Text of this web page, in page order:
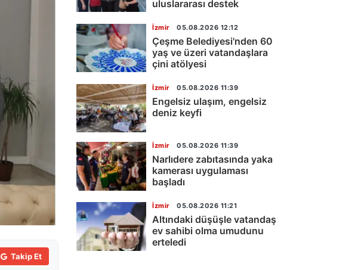
Takip Et
uluslararası destek
İzmir 05.08.2026 12:12
Çeşme Belediyesi'nden 60
yaş ve üzeri vatandaşlara
çini atölyesi
İzmir 05.08.2026 11:39
Engelsiz ulaşım, engelsiz
deniz keyfi
İzmir 05.08.2026 11:39
Narlıdere zabıtasında yaka
kamerası uygulaması
başladı
İzmir 05.08.2026 11:21
Altındaki düşüşle vatandaş
ev sahibi olma umudunu
erteledi